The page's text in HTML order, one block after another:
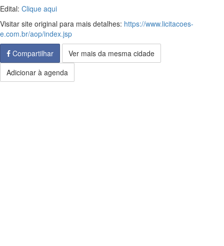
Edital: Clique aqui
Visitar site original para mais detalhes: https://www.licitacoes-
e.com.br/aop/index.jsp
Compartilhar
Ver mais da mesma cidade
Adicionar à agenda